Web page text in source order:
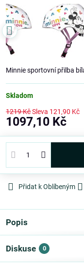
Minnie sportovní přilba
Skladom
1219 KčSleva 121,90 Kč
1097,10 Kč
Přidat k Oblíbeným
Popis
Diskuse 0